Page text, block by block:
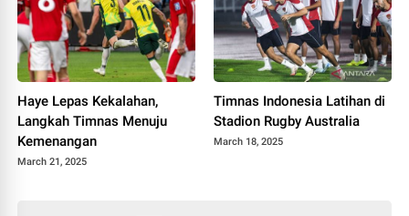
Haye Lepas Kekalahan,
Langkah Timnas Menuju
Kemenangan
March 21, 2025
Timnas Indonesia Latihan di
Stadion Rugby Australia
March 18, 2025